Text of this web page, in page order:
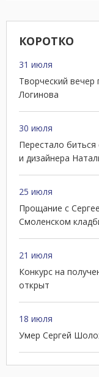
КОРОТКО
31 июля
Творческий вечер
Логинова
30 июля
Перестало биться
и дизайнера
25 июля
Прощание с
Смоленском
21 июля
Конкурс на
открыт
18 июля
Умер Сергей